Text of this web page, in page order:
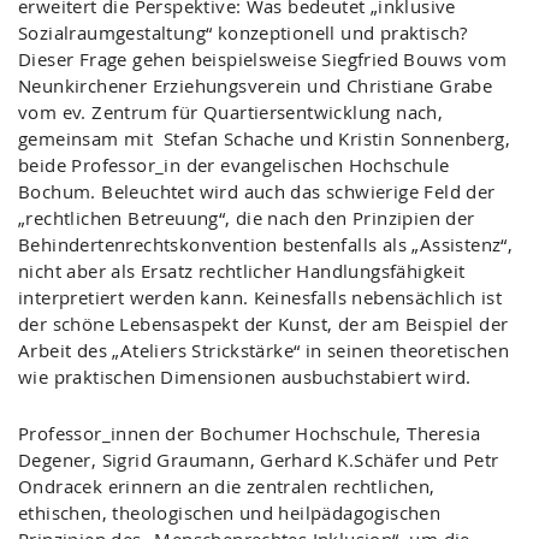
erweitert die Perspektive: Was bedeutet „inklusive
Sozialraumgestaltung“ konzeptionell und praktisch?
Dieser Frage gehen beispielsweise Siegfried Bouws vom
Neunkirchener Erziehungsverein und Christiane Grabe
vom ev. Zentrum für Quartiersentwicklung nach,
gemeinsam mit Stefan Schache und Kristin Sonnenberg,
beide Professor_in der evangelischen Hochschule
Bochum. Beleuchtet wird auch das schwierige Feld der
„rechtlichen Betreuung“, die nach den Prinzipien der
Behindertenrechtskonvention bestenfalls als „Assistenz“,
nicht aber als Ersatz rechtlicher Handlungsfähigkeit
interpretiert werden kann. Keinesfalls nebensächlich ist
der schöne Lebensaspekt der Kunst, der am Beispiel der
Arbeit des „Ateliers Strickstärke“ in seinen theoretischen
wie praktischen Dimensionen ausbuchstabiert wird.
Professor_innen der Bochumer Hochschule, Theresia
Degener, Sigrid Graumann, Gerhard K.Schäfer und Petr
Ondracek erinnern an die zentralen rechtlichen,
ethischen, theologischen und heilpädagogischen